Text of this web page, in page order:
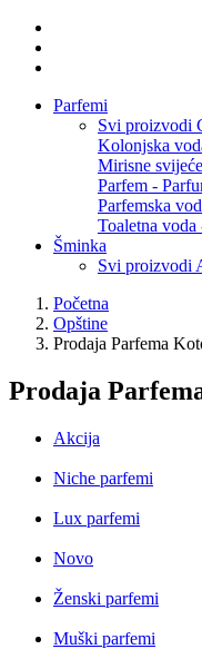
Parfemi
Svi proizvodi
Kolonjska
Mirisne
Parfem -
Parfemska
Toaletna
Šminka
Svi proizvodi
Početna
Opštine
Prodaja Parfema
Prodaja
Akcija
Niche parfemi
Lux parfemi
Novo
Ženski parfemi
Muški parfemi